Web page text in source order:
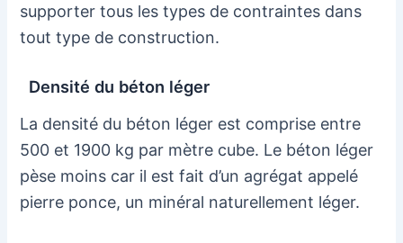
supporter tous les types de contraintes dans
tout type de construction.
Densité du béton léger
La densité du béton léger est comprise entre
500 et 1900 kg par mètre cube. Le béton léger
pèse moins car il est fait d’un agrégat appelé
pierre ponce, un minéral naturellement léger.